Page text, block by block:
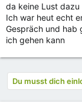
da keine Lust dazu
Ich war heut echt
Gespräch und hab
ich gehen kann
Du musst dich